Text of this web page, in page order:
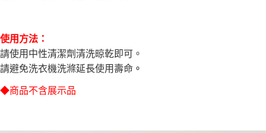
權轉讓予恩沛科技股份有限公司。
２．關於個人資料處理事宜，請瀏覽以下網址：
https://aftee.tw/terms/#terms3
３．未成年的使用者請事先徵得法定代理人或監護人之同意方可使用
「AFTEE先享後付」，若未經同意申辦者引起之損失，本公司不負相關責
任。
每筆NT$80，滿NT$490(含以上)免運費
外島宅配
使用方法：
請使用中性清潔劑清洗晾乾即可。
請避免洗衣機洗滌延長使用壽命 。
◆商品不含展示品